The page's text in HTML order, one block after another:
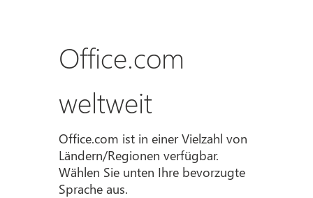
Office.com
weltweit
Office.com ist in einer Vielzahl von
Ländern/Regionen verfügbar.
Wählen Sie unten Ihre bevorzugte
Sprache aus.